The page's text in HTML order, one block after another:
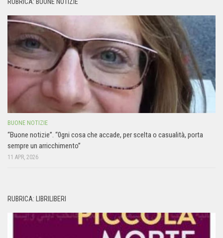
BUONE NOTIZIE
“Buone notizie”. “0gni cosa che accade, per scelta o casualità, porta
sempre un arricchimento”
11 APR, 2026
RUBRICA: LIBRILIBERI